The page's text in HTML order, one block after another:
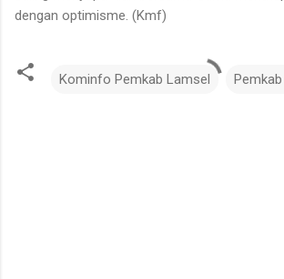
dengan optimisme. (Kmf)
Kominfo Pemkab Lamsel